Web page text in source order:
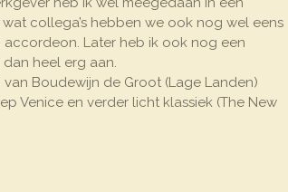
collega’s hebben we ook nog wel eens
Later heb ik ook nog een
heel erg aan.
Boudewijn de Groot (Lage Landen)
Venice en verder licht klassiek (The New